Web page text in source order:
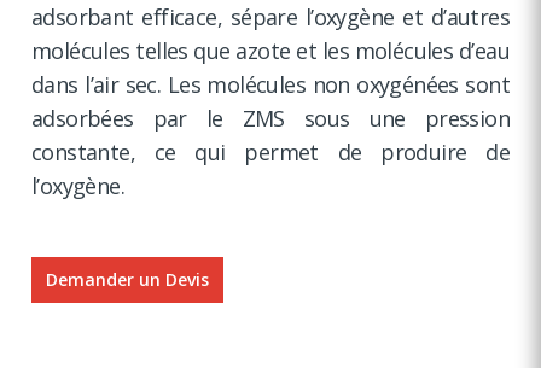
adsorbant efficace, sépare l’oxygène et d’autres
molécules telles que azote et les molécules d’eau
dans l’air sec. Les molécules non oxygénées sont
adsorbées par le ZMS sous une pression
constante, ce qui permet de produire de
l’oxygène.
Demander un Devis